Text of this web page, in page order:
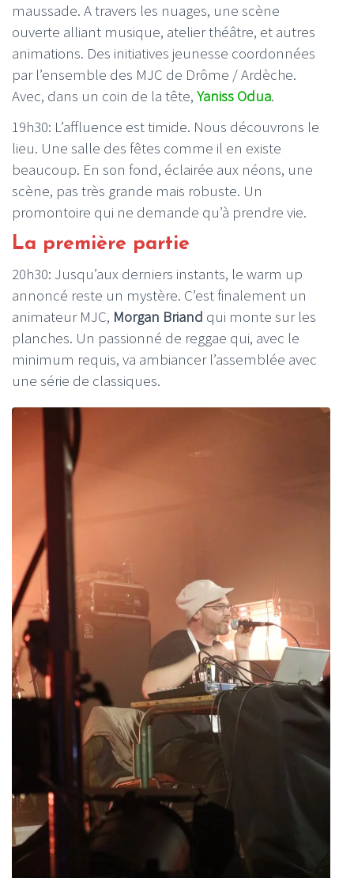
maussade. A travers les nuages, une scène
ouverte alliant musique, atelier théâtre, et autres
animations. Des initiatives jeunesse coordonnées
par l’ensemble des MJC de Drôme / Ardèche.
Avec, dans un coin de la tête, Yaniss Odua.
19h30: L’affluence est timide. Nous découvrons le
lieu. Une salle des fêtes comme il en existe
beaucoup. En son fond, éclairée aux néons, une
scène, pas très grande mais robuste. Un
promontoire qui ne demande qu’à prendre vie.
La première partie
20h30: Jusqu’aux derniers instants, le warm up
annoncé reste un mystère. C’est finalement un
animateur MJC, Morgan Briand qui monte sur les
planches. Un passionné de reggae qui, avec le
minimum requis, va ambiancer l’assemblée avec
une série de classiques.